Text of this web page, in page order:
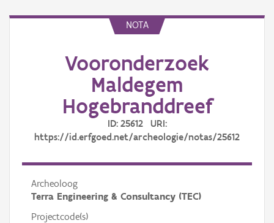
NOTA
Vooronderzoek
Maldegem
Hogebranddreef
ID: 25612 URI:
https://id.erfgoed.net/archeologie/notas/25612
Archeoloog
Terra Engineering & Consultancy (TEC)
Projectcode(s)